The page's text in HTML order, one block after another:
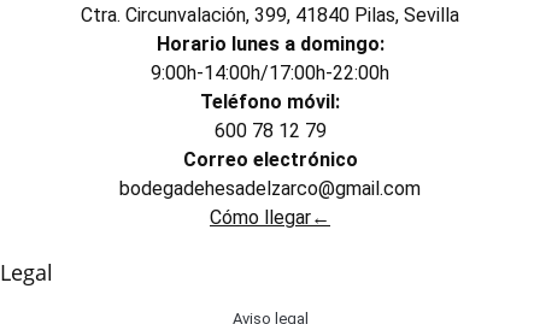
Ctra. Circunvalación, 399, 41840 Pilas, Sevilla
Horario lunes a domingo:
9:00h-14:00h/17:00h-22:00h
Teléfono móvil:
600 78 12 79
Correo electrónico
bodegadehesadelzarco@gmail.com
Cómo llegar←
Legal
Aviso legal